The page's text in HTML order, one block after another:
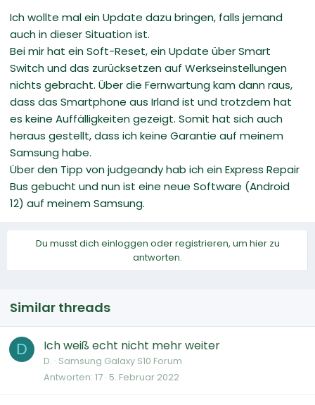
Ich wollte mal ein Update dazu bringen, falls jemand
auch in dieser Situation ist.
Bei mir hat ein Soft-Reset, ein Update über Smart
Switch und das zurücksetzen auf Werkseinstellungen
nichts gebracht. Über die Fernwartung kam dann raus,
dass das Smartphone aus Irland ist und trotzdem hat
es keine Auffälligkeiten gezeigt. Somit hat sich auch
heraus gestellt, dass ich keine Garantie auf meinem
Samsung habe.
Über den Tipp von judgeandy hab ich ein Express Repair
Bus gebucht und nun ist eine neue Software (Android
12) auf meinem Samsung.
Du musst dich einloggen oder registrieren, um hier zu
antworten.
Similar threads
D Ich weiß echt nicht mehr weiter
D. Samsung Galaxy S10 Forum
Antworten 17 5. Februar 2022